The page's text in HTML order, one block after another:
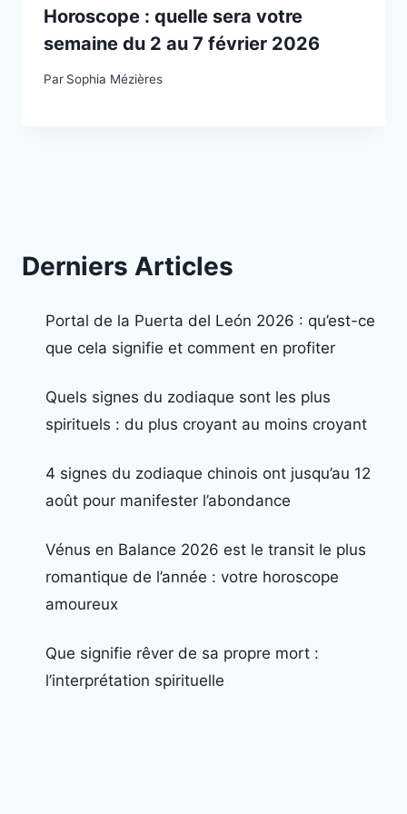
Horoscope : quelle sera votre
semaine du 2 au 7 février 2026
Par Sophia Mézières
Derniers Articles
Portal de la Puerta del León 2026 : qu’est-ce
que cela signifie et comment en profiter
Quels signes du zodiaque sont les plus
spirituels : du plus croyant au moins croyant
4 signes du zodiaque chinois ont jusqu’au 12
août pour manifester l’abondance
Vénus en Balance 2026 est le transit le plus
romantique de l’année : votre horoscope
amoureux
Que signifie rêver de sa propre mort :
l’interprétation spirituelle